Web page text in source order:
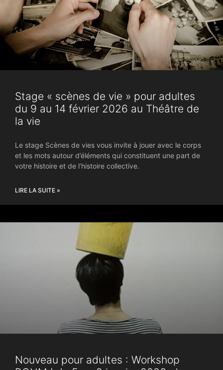
Stage « scènes de vie » pour adultes
du 9 au 14 février 2026 au Théâtre de
la vie
Le stage Scènes de vies vous invite à jouer avec le corps
et les mots autour d’éléments qui constituent une part de
votre histoire et de l’histoire collective.
LIRE LA SUITE »
Nouveau pour adultes : Workshop